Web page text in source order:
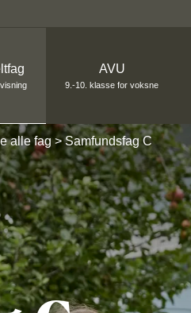
AVU
9.-10. klasse for voksne
alle fag Samfundsfag C